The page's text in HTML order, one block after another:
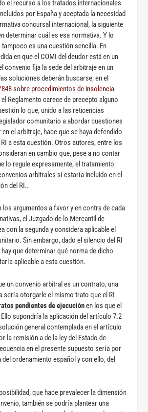
el recurso a los tratados internacionales
por España y aceptada la necesidad
concursal internacional, la siguiente
determinar cuál es esa normativa. Y lo
es una cuestión sencilla. En
en que el COMI del deudor está en un
convenio fija la sede del arbitraje en un
soluciones deberán buscarse, en el
sobre procedimientos de insolencia
Reglamento carece de precepto alguno
lo que, unido a las reticencias
comunitario a abordar cuestiones
el arbitraje, hace que se haya defendido
a esta cuestión. Otros autores, entre los
en cambio que, pese a no contar
lo regule expresamente, el tratamiento
arbitrales sí estaría incluido en el
del RI..
los argumentos a favor y en contra de cada
el Juzgado de lo Mercantil de
con la segunda y considera aplicable el
Sin embargo, dado el silencio del RI
que determinar qué norma de dicho
aplicable a esta cuestión.
un convenio arbitral es un contrato, una
sería otorgarle el mismo trato que el RI
pendientes de ejecuciónen los que el
supondría la aplicación del artículo 7.2
general contemplada en el artículo
la remisión a de la ley del Estado de
en el presente supuesto sería por
ordenamiento español y con ello, del
que hace prevalecer la dimensión
también se podría plantear una